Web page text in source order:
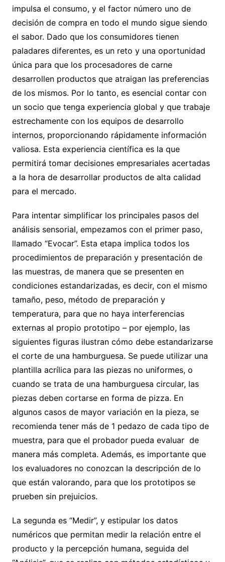
impulsa el consumo, y el factor número uno de
decisión de compra en todo el mundo sigue siendo
el sabor. Dado que los consumidores tienen
paladares diferentes, es un reto y una oportunidad
única para que los procesadores de carne
desarrollen productos que atraigan las preferencias
de los mismos. Por lo tanto, es esencial contar con
un socio que tenga experiencia global y que trabaje
estrechamente con los equipos de desarrollo
internos, proporcionando rápidamente información
valiosa. Esta experiencia científica es la que
permitirá tomar decisiones empresariales acertadas
a la hora de desarrollar productos de alta calidad
para el mercado.
Para intentar simplificar los principales pasos del
análisis sensorial, empezamos con el primer paso,
llamado “Evocar”. Esta etapa implica todos los
procedimientos de preparación y presentación de
las muestras, de manera que se presenten en
condiciones estandarizadas, es decir, con el mismo
tamaño, peso, método de preparación y
temperatura, para que no haya interferencias
externas al propio prototipo – por ejemplo, las
siguientes figuras ilustran cómo debe estandarizarse
el corte de una hamburguesa. Se puede utilizar una
plantilla acrílica para las piezas no uniformes, o
cuando se trata de una hamburguesa circular, las
piezas deben cortarse en forma de pizza. En
algunos casos de mayor variación en la pieza, se
recomienda tener más de 1 pedazo de cada tipo de
muestra, para que el probador pueda evaluar de
manera más completa. Además, es importante que
los evaluadores no conozcan la descripción de lo
que están valorando, para que los prototipos se
prueben sin prejuicios.
La segunda es “Medir”, y estipular los datos
numéricos que permitan medir la relación entre el
producto y la percepción humana, seguida del